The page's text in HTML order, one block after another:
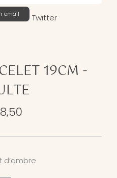
email Twitter
19CM -
d’ambre